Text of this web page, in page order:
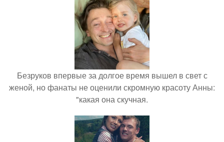
Безруков впервые за долгое время вышел в свет с
женой, но фанаты не оценили скромную красоту Анны:
"какая она скучная.